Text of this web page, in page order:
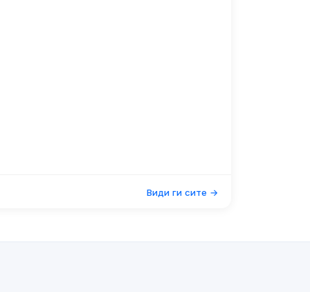
Види ги сите →